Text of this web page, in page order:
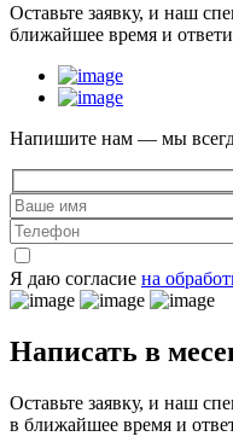
Оставьте заявку, и наш
ближайшее время и
Напишите нам — мы
Я даю согласие на
Написать в
Оставьте заявку, и наш
в ближайшее время и